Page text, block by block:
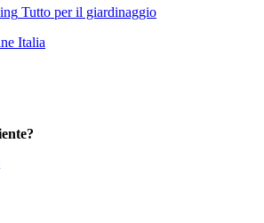
Tutto per il giardinaggio